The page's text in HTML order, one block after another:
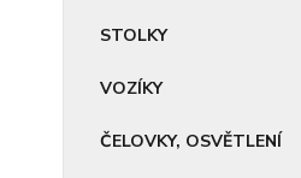
STOLKY
VOZÍKY
ČELOVKY, OSVĚTLENÍ